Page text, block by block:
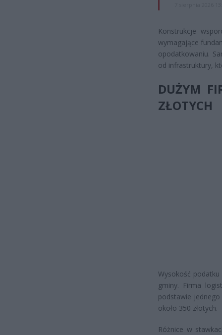
Konstrukcje
wymagające
opodatkowaniu.
od infrastruktury,
DUŻYM
ZŁOTYCH
Wysokość
gminy. Firma
podstawie
około 350 złotych.
Różnice w